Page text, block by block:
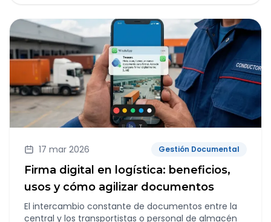
17 mar 2026 Gestión Documental
Firma digital en logística: beneficios,
usos y cómo agilizar documentos
El intercambio constante de documentos entre la
central y los transportistas o personal de almacén